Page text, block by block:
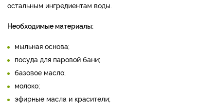
остальным ингредиентам воды.
Необходимые материалы:
мыльная основа;
посуда для паровой бани;
базовое масло;
молоко;
эфирные масла и красители;